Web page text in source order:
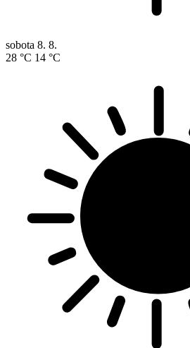
sobota 8. 8.
28 °C 14 °C